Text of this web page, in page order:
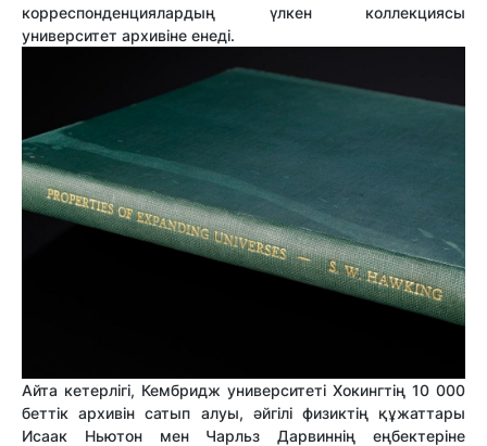
корреспонденциялардың үлкен коллекциясы
университет архивіне енеді.
Айта кетерлігі, Кембридж университеті Хокингтің 10 000
беттік архивін сатып алуы, әйгілі физиктің құжаттары
Исаак Ньютон мен Чарльз Дарвиннің еңбектеріне